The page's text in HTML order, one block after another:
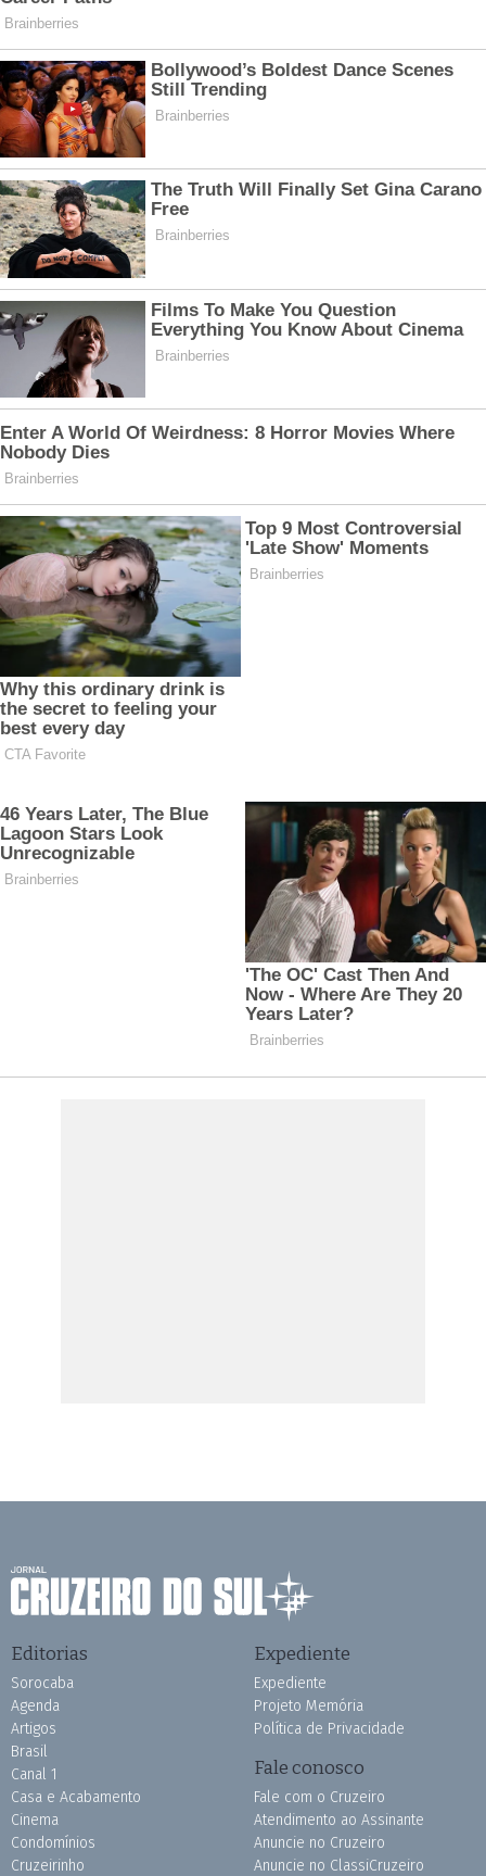
Editorias
Sorocaba
Agenda
Artigos
Brasil
Canal 1
Casa e Acabamento
Cinema
Condomínios
Cruzeirinho
Expediente
Expediente
Projeto Memória
Política de Privacidade
Fale conosco
Fale com o Cruzeiro
Atendimento ao Assinante
Anuncie no Cruzeiro
Anuncie no ClassiCruzeiro